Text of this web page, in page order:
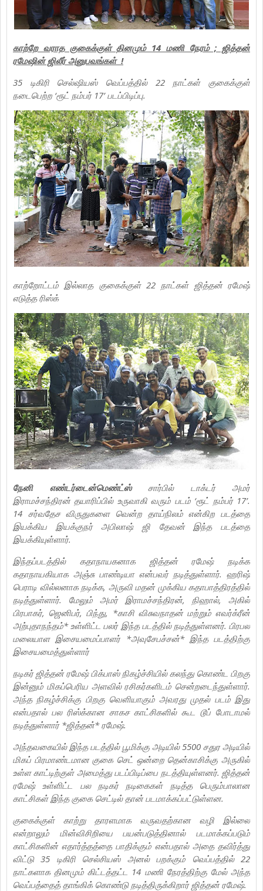
காற்றே வராத குகைக்குள் தினமும் 14 மணி நேரம் ; ஜித்தன்
ரமேஷின் ஜிலீர் அனுபவங்கள் !
35 டிகிரி செல்ஷியஸ் வெப்பத்தில் 22 நாட்கள் குகைக்குள்
நடைபெற்ற ‘ரூட் நம்பர் 17’ படப்பிடிப்பு.
காற்றோட்டம் இல்லாத குகைக்குள் 22 நாட்கள் ஜித்தன் ரமேஷ்
எடுத்த ரிஸ்க்
நேனி எண்டர்டைன்மெண்ட்ஸ்சார்பில் டாக்டர் அமர்
இராமச்சந்திரன் தயாரிப்பில் உருவாகி வரும் படம் ‘ரூட் நம்பர் 17’.
14 சர்வதேச விருதுகளை வென்ற தாய்நிலம் என்கிற படத்தை
இயக்கிய இயக்குநர் அபிலாஷ் ஜி தேவன் இந்த படத்தை
இயக்கியுள்ளார்.
இந்தப்படத்தில் கதாநாயகனாக ஜித்தன் ரமேஷ் நடிக்க
கதாநாயகியாக அஞ்சு பாண்டியா என்பவர் நடித்துள்ளார். ஹரிஷ்
பெராடி வில்லனாக நடிக்க, அருவி மதன் முக்கிய கதாபாத்திரத்தில்
நடித்துள்ளார். மேலும் அமர் இராமச்சந்திரன், நிஹால், அகில்
பிரபாகர், ஜெனிபர், பிந்து, *காசி விசுவநாதன் மற்றும் எவர்க்ரீன்
அற்புதாநந்தம்* உள்ளிட்ட பலர் இந்த படத்தில் நடித்துள்ளனர். பிரபல
மலையாள இசையமைப்பாளர் *அவுசேபச்சன்* இந்த படத்திற்கு
இசையமைத்துள்ளார்
நடிகர் ஜித்தன் ரமேஷ் பிக்பாஸ் நிகழ்ச்சியில் கலந்து கொண்ட பிறகு
இன்னும் மிகப்பெரிய அளவில் ரசிகர்களிடம் சென்றடைந்துள்ளார்.
அந்த நிகழ்ச்சிக்கு பிறகு வெளியாகும் அவரது முதல் படம் இது
என்பதால் பல ரிஸ்க்கான சாகச காட்சிகளில் கூட டூப் போடாமல்
நடித்துள்ளார் *ஜித்தன்* ரமேஷ்.
அந்தவகையில் இந்த படத்தில் பூமிக்கு அடியில் 5500 சதுர அடியில்
மிகப் பிரமாண்டமான குகை செட் ஒன்றை தென்காசிக்கு அருகில்
உள்ள காட்டிற்குள் அமைத்து படப்பிடிப்பை நடத்தியுள்ளனர். ஜித்தன்
ரமேஷ் உள்ளிட்ட பல நடிகர் நடிகைகள் நடித்த பெரும்பாலான
காட்சிகள் இந்த குகை செட்டில் தான் படமாக்கப்பட்டுள்ளன.
குகைக்குள் காற்று தாரளமாக வருவதற்கான வழி இல்லை
என்றாலும் மின்விசிறியை பயன்படுத்தினால் படமாக்கப்படும்
காட்சிகளின் எதார்த்தத்தை பாதிக்கும் என்பதால் அதை தவிர்த்து
விட்டு 35 டிகிரி செல்சியஸ் அனல் பறக்கும் வெப்பத்தில் 22
நாட்களாக தினமும் கிட்டத்தட்ட 14 மணி நேரத்திற்கு மேல் அந்த
வெப்பத்தைத் தாங்கிக் கொண்டு நடித்திருக்கிறார் ஜித்தன் ரமேஷ்.